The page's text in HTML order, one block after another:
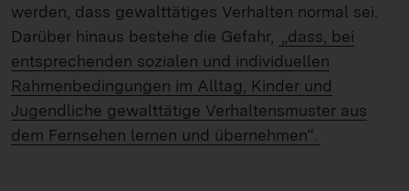
werden, dass gewalttätiges Verhalten normal sei.
Darüber hinaus bestehe die Gefahr,
„dass, bei
entsprechenden sozialen und individuellen
Rahmenbedingungen im Alltag, Kinder und
Jugendliche gewalttätige Verhaltensmuster aus
dem Fernsehen lernen und übernehmen“.